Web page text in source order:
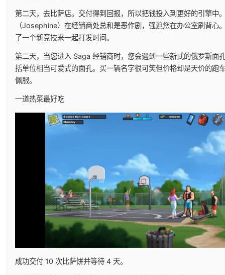
第二天，去比萨店。交付得到回报，所以把钱投入到更好的引擎中
（Josephine）在经销商处总和是恶作剧，强迫您在办公室刷背心
了一个新竞技来一起打发时间。
第二天，当您进入 Saga 经销商时，您会遇到一些新式的俄罗斯面
括单位相当可爱式的面孔。买一辆名字很可笑但价格却是天价的跑
佩服。
一道热菜最好吃
成功交付 10 次比萨饼并等待 4 天。